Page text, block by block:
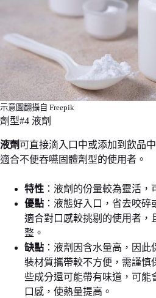
示意圖翻攝自 Freepik
劑型#4 液劑
液劑可直接滴入口中或添加到飲品
適合不便吞嚥固體劑型的使用者。
特性 ：液劑的份量較為靈活，
優點 ：液態好入口，省去咬碎
適合對口感較挑剔的使用者，
整。
缺點 ：液劑因含水量高，因
裝材質攜帶較不方便，需謹慎
些成分還可能帶有味道，可能
口感，使熱量提高。